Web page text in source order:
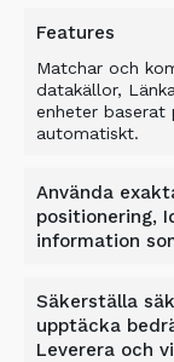
Features
Matchar och
datakällor,
enheter baserat
automatiskt.
Använda
positionering,
information
Säkerställa
upptäcka
Leverera och
MIXER